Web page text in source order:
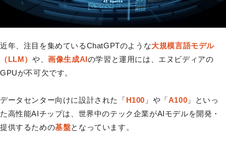
近年、注目を集めているChatGPTのような大規模言語モデル
（LLM） や、画像生成AIの学習と運用には、エヌビディアの
GPUが不可欠です。
データセンター向けに設計された「H100 」や「A100 」といっ
た高性能AIチップは、世界中のテック企業がAIモデルを開発・
提供するための基盤となっています。